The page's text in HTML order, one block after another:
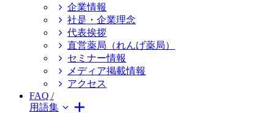
企業情報
社是・企業理念
代表挨拶
直営薬局（れんげ薬局）
セミナー情報
メディア掲載情報
アクセス
FAQ /
用語集